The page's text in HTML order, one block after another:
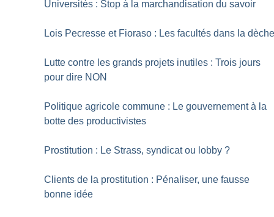
Universités : Stop à la marchandisation du savoir
Lois Pecresse et Fioraso : Les facultés dans la
Lutte contre les grands projets inutiles : Trois jours
pour dire NON
Politique agricole commune : Le gouvernement à la
botte des productivistes
Prostitution : Le Strass, syndicat ou lobby ?
Clients de la prostitution : Pénaliser, une fausse
bonne idée